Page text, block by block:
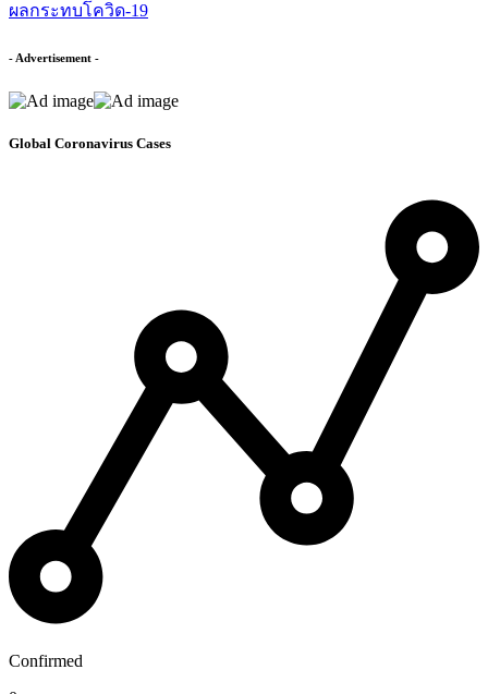
ผลกระทบโควิด-19
- Advertisement -
Global Coronavirus Cases
Confirmed